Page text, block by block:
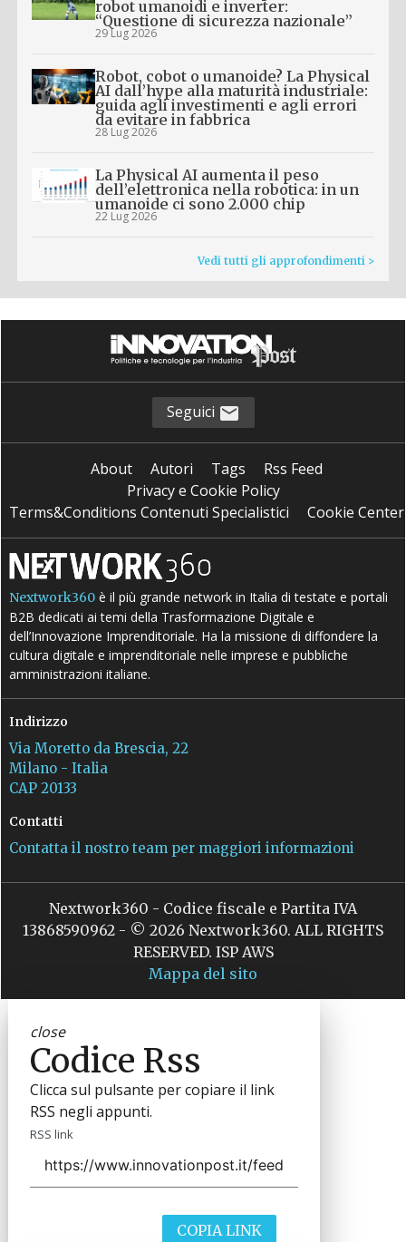
robot umanoidi e inverter:
“Questione di sicurezza nazionale”
29 Lug 2026
Robot, cobot o umanoide? La Physical
AI dall’hype alla maturità industriale:
guida agli investimenti e agli errori
da evitare in fabbrica
28 Lug 2026
La Physical AI aumenta il peso
dell’elettronica nella robotica: in un
umanoide ci sono 2.000 chip
22 Lug 2026
Vedi tutti gli approfondimenti >
Seguici
About Autori Tags
Rss Feed
Privacy e Cookie Policy
Terms&Conditions Contenuti Specialistici
Cookie Center
Nextwork360 è il più grande network in Italia di testate e portali
B2B dedicati ai temi della Trasformazione Digitale e
dell’Innovazione Imprenditoriale. Ha la missione di diffondere la
cultura digitale e imprenditoriale nelle imprese e pubbliche
amministrazioni italiane.
Indirizzo
Via Moretto da Brescia, 22
Milano - Italia
CAP 20133
Contatti
Contatta il nostro team per maggiori informazioni
Nextwork360 - Codice fiscale e Partita IVA
13868590962 - © 2026 Nextwork360. ALL RIGHTS
RESERVED. ISP AWS
Mappa del sito
close
Codice Rss
Clicca sul pulsante per copiare il link
RSS negli appunti.
RSS link
COPIA LINK